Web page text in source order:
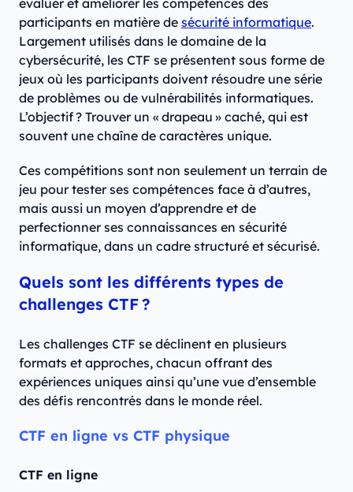
participants en matière de sécurité informatique.
Largement utilisés dans le domaine de la
cybersécurité, les CTF se présentent sous forme de
jeux où les participants doivent résoudre une série
de problèmes ou de vulnérabilités informatiques.
L’objectif ? Trouver un « drapeau » caché, qui est
souvent une chaîne de caractères unique.
Ces compétitions sont non seulement un terrain de
jeu pour tester ses compétences face à d’autres,
mais aussi un moyen d’apprendre et de
perfectionner ses connaissances en sécurité
informatique, dans un cadre structuré et sécurisé.
Quels sont les différents types de
challenges CTF ?
Les challenges CTF se déclinent en plusieurs
formats et approches, chacun offrant des
expériences uniques ainsi qu’une vue d’ensemble
des défis rencontrés dans le monde réel.
CTF en ligne vs CTF physique
CTF en ligne